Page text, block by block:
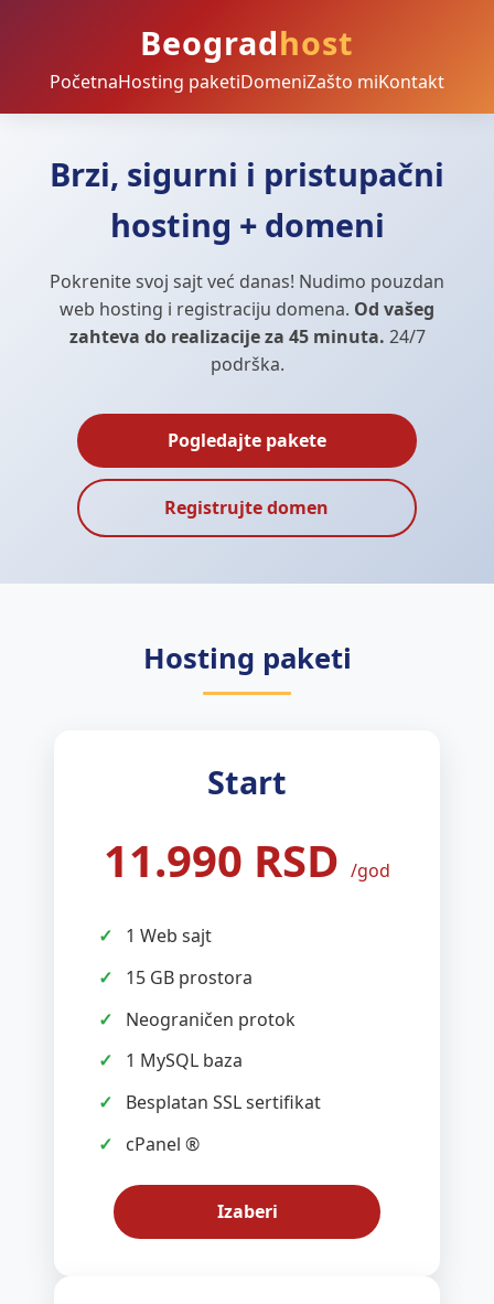
Beogradhost
PočetnaHosting paketiDomeniZašto miKontakt
Brzi, sigurni i pristupačni
hosting + domeni
Pokrenite svoj sajt već danas! Nudimo pouzdan
web hosting i registraciju domena. Od vašeg
zahteva do realizacije za 45 minuta. 24/7
podrška.
Pogledajte pakete
Registrujte domen
Hosting paketi
Start
11.990 RSD /god
1 Web sajt
15 GB prostora
Neograničen protok
1 MySQL baza
Besplatan SSL sertifikat
cPanel ®
Izaberi